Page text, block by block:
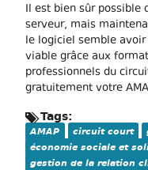
Il est bien sûr possible
serveur, mais
le logiciel semble
viable grâce aux
professionnels du
gratuitement votre
Tags:
AMAP circuit court
économie sociale et
gestion de la relation